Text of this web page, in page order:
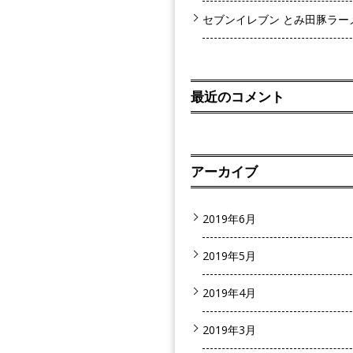
セブンイレブン とみ田豚ラー
最近のコメント
アーカイブ
2019年6月
2019年5月
2019年4月
2019年3月